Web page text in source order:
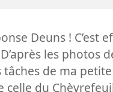
Deuns ! C’est
les photos
tâches de ma
du